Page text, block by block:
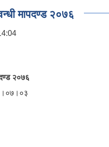
मापदण्ड २०७६
२०७६